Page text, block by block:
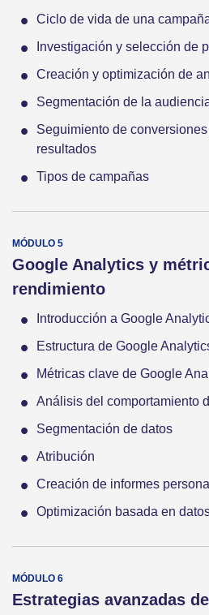
Ciclo de vida de una
Investigación y selección de
Creación y optimización de
Segmentación de la
Seguimiento de
resultados
Tipos de campañas
Google Analytics y
rendimiento
Introducción a Google
Estructura de Google
Métricas clave de Google
Análisis del comportamiento
Segmentación de datos
Atribución
Creación de informes
Optimización basada en
Estrategias avanzadas